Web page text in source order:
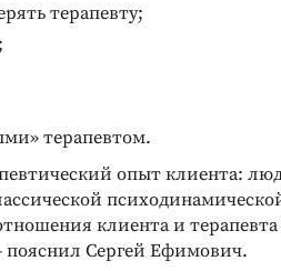
терапевту;
терапевтом.
опыт клиента:
клиента и терапевта
Сергей Ефимович.